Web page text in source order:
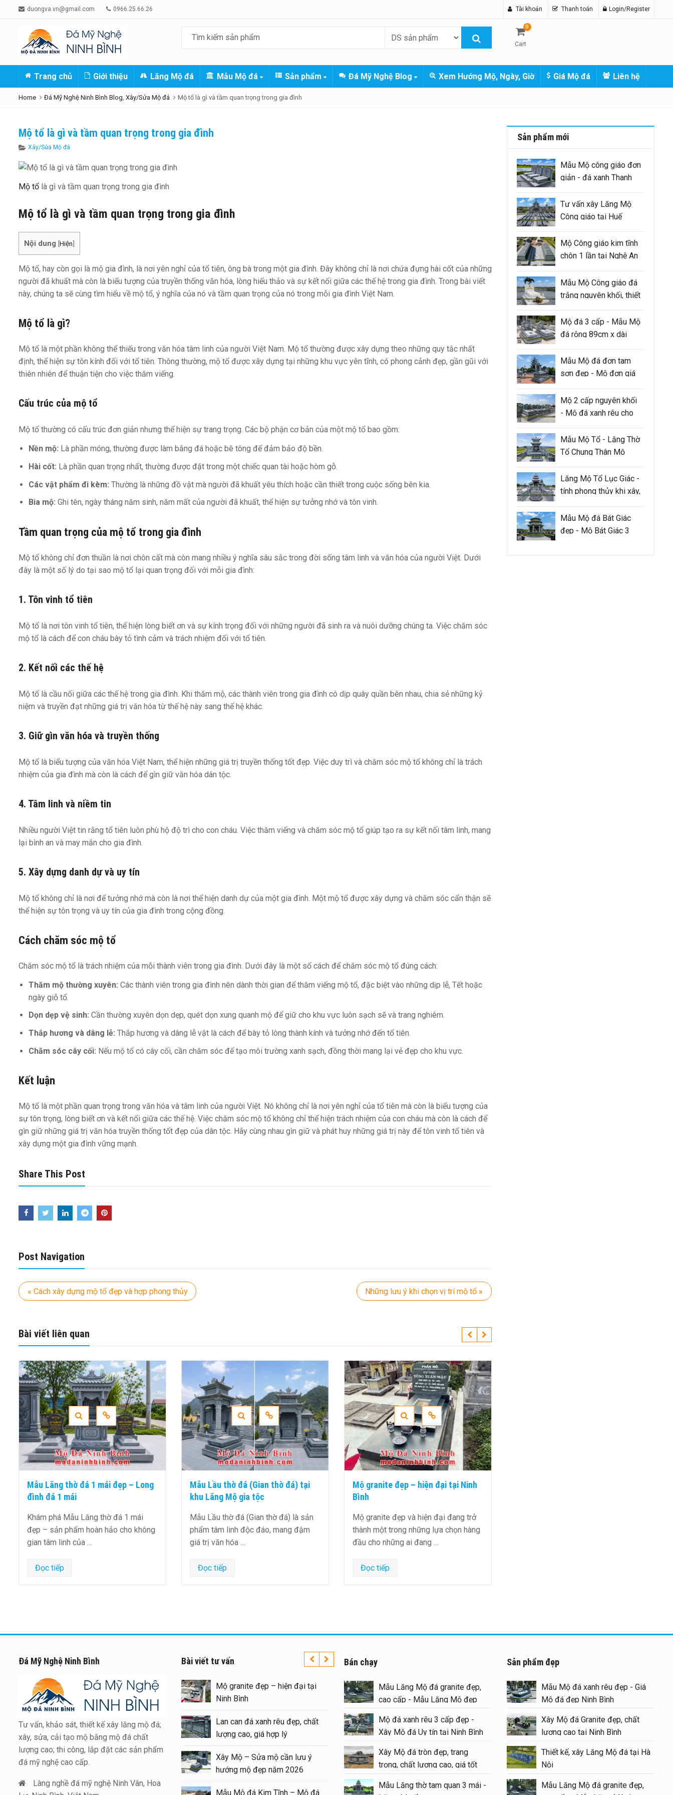
duongva.vn@gmail.com 0966.25.66.26 Tài khoản Thanh toán Login/Register
0
Cart
Trang chủ Giới thiệu Lăng Mộ đá Mẫu Mộ đá Sản phẩm Đá Mỹ Nghệ Blog Xem Hướng Mộ, Ngày, Giờ Giá Mộ đá Liên hệ
Home Đá Mỹ Nghệ Ninh Bình Blog, Xây/Sửa Mộ đá Mộ tổ là gì và tầm quan trọng trong gia đình
Mộ tổ là gì và tầm quan trọng trong gia đình
Categories
Xây/Sửa Mộ đá
Mộ tổ là gì và tầm quan trọng trong gia đình
Mộ tổ là gì và tầm quan trọng trong gia đình
Nội dung [Hiện]
Mộ tổ, hay còn gọi là mộ gia đình, là nơi yên nghỉ của tổ tiên, ông bà trong một gia đình. Đây không chỉ là nơi chứa đựng hài cốt của những
người đã khuất mà còn là biểu tượng của truyền thống văn hóa, lòng hiếu thảo và sự kết nối giữa các thế hệ trong gia đình. Trong bài viết
này, chúng ta sẽ cùng tìm hiểu về mộ tổ, ý nghĩa của nó và tầm quan trọng của nó trong mỗi gia đình Việt Nam.
Mộ tổ là gì?
Mộ tổ là một phần không thể thiếu trong văn hóa tâm linh của người Việt Nam. Mộ tổ thường được xây dựng theo những quy tắc nhất
định, thể hiện sự tôn kính đối với tổ tiên. Thông thường, mộ tổ được xây dựng tại những khu vực yên tĩnh, có phong cảnh đẹp, gần gũi với
thiên nhiên để thuận tiện cho việc thăm viếng.
Cấu trúc của mộ tổ
Mộ tổ thường có cấu trúc đơn giản nhưng thể hiện sự trang trọng. Các bộ phận cơ bản của một mộ tổ bao gồm:
Nền mộ: Là phần móng, thường được làm bằng đá hoặc bê tông để đảm bảo độ bền.
Hài cốt: Là phần quan trọng nhất, thường được đặt trong một chiếc quan tài hoặc hòm gỗ.
Các vật phẩm đi kèm: Thường là những đồ vật mà người đã khuất yêu thích hoặc cần thiết trong cuộc sống bên kia.
Bia mộ: Ghi tên, ngày tháng năm sinh, năm mất của người đã khuất, thể hiện sự tưởng nhớ và tôn vinh.
Tầm quan trọng của mộ tổ trong gia đình
Mộ tổ không chỉ đơn thuần là nơi chôn cất mà còn mang nhiều ý nghĩa sâu sắc trong đời sống tâm linh và văn hóa của người Việt. Dưới
đây là một số lý do tại sao mộ tổ lại quan trọng đối với mỗi gia đình:
1. Tôn vinh tổ tiên
Mộ tổ là nơi tôn vinh tổ tiên, thể hiện lòng biết ơn và sự kính trọng đối với những người đã sinh ra và nuôi dưỡng chúng ta. Việc chăm sóc
mộ tổ là cách để con cháu bày tỏ tình cảm và trách nhiệm đối với tổ tiên.
2. Kết nối các thế hệ
Mộ tổ là cầu nối giữa các thế hệ trong gia đình. Khi thăm mộ, các thành viên trong gia đình có dịp quây quần bên nhau, chia sẻ những kỷ
niệm và truyền đạt những giá trị văn hóa từ thế hệ này sang thế hệ khác.
3. Giữ gìn văn hóa và truyền thống
Mộ tổ là biểu tượng của văn hóa Việt Nam, thể hiện những giá trị truyền thống tốt đẹp. Việc duy trì và chăm sóc mộ tổ không chỉ là trách
nhiệm của gia đình mà còn là cách để gìn giữ văn hóa dân tộc.
4. Tâm linh và niềm tin
Nhiều người Việt tin rằng tổ tiên luôn phù hộ độ trì cho con cháu. Việc thăm viếng và chăm sóc mộ tổ giúp tạo ra sự kết nối tâm linh, mang
lại bình an và may mắn cho gia đình.
5. Xây dựng danh dự và uy tín
Mộ tổ không chỉ là nơi để tưởng nhớ mà còn là nơi thể hiện danh dự của một gia đình. Một mộ tổ được xây dựng và chăm sóc cẩn thận sẽ
thể hiện sự tôn trọng và uy tín của gia đình trong cộng đồng.
Cách chăm sóc mộ tổ
Chăm sóc mộ tổ là trách nhiệm của mỗi thành viên trong gia đình. Dưới đây là một số cách để chăm sóc mộ tổ đúng cách:
Thăm mộ thường xuyên: Các thành viên trong gia đình nên dành thời gian để thăm viếng mộ tổ, đặc biệt vào những dịp lễ, Tết hoặc
ngày giỗ tổ.
Dọn dẹp vệ sinh: Cần thường xuyên dọn dẹp, quét dọn xung quanh mộ để giữ cho khu vực luôn sạch sẽ và trang nghiêm.
Thắp hương và dâng lễ: Thắp hương và dâng lễ vật là cách để bày tỏ lòng thành kính và tưởng nhớ đến tổ tiên.
Chăm sóc cây cối: Nếu mộ tổ có cây cối, cần chăm sóc để tạo môi trường xanh sạch, đồng thời mang lại vẻ đẹp cho khu vực.
Kết luận
Mộ tổ là một phần quan trọng trong văn hóa và tâm linh của người Việt. Nó không chỉ là nơi yên nghỉ của tổ tiên mà còn là biểu tượng của
sự tôn trọng, lòng biết ơn và kết nối giữa các thế hệ. Việc chăm sóc mộ tổ không chỉ thể hiện trách nhiệm của con cháu mà còn là cách để
gìn giữ những giá trị văn hóa truyền thống tốt đẹp của dân tộc. Hãy cùng nhau gìn giữ và phát huy những giá trị này để tôn vinh tổ tiên và
xây dựng một gia đình vững mạnh.
Share This Post
Post Navigation
« Cách xây dựng mộ tổ đẹp và hợp phong thủy Những lưu ý khi chọn vị trí mộ tổ »
Bài viết liên quan
Mẫu Lầu thờ đá (Gian thờ đá) tại
khu Lăng Mộ gia tộc
Mẫu Lầu thờ đá (Gian thờ đá) là sản
phẩm tâm linh độc đáo, mang đậm
giá trị văn hóa …
Đọc tiếp
Mộ granite đẹp – hiện đại tại Ninh
Bình
Mộ granite đẹp và hiện đại đang trở
thành một trong những lựa chọn hàng
đầu cho những ai đang …
Đọc tiếp
Lan can đá xanh rêu đẹp, chất
lượng cao, giá hợp lý
Lan Can Đá Xanh Rêu: Vẻ Đẹp Từ
Thiên NhiênNội dung1 Lan Can Đá
Xanh Rêu: Vẻ Đẹp Từ Thiên …
Đọc tiếp
Sản phẩm mới
Mẫu Mộ công giáo đơn
giản - đá xanh Thanh
Tư vấn xây Lăng Mộ
Công giáo tại Huế
Mộ Công giáo kim tĩnh
chôn 1 lần tại Nghệ An
Mẫu Mộ Công giáo đá
trắng nguyên khối, thiết
Mộ đá 3 cấp - Mẫu Mộ
đá rộng 89cm x dài
Mẫu Mộ đá đơn tam
sơn đẹp - Mộ đơn giá
Mộ 2 cấp nguyên khối
- Mộ đá xanh rêu cho
đình
Mẫu Mộ Tổ - Lăng Thờ
Tổ Chung Thân Mộ
Lăng Mộ Tổ Lục Giác -
tính phong thủy khi xây,
đảm bảo như thế nào
Mẫu Mộ đá Bát Giác
đẹp - Mộ Bát Giác 3
Đá Mỹ Nghệ Ninh Bình
Tư vấn, khảo sát, thiết kế xây lăng mộ đá;
xây, sửa, cải tạo mộ bằng mộ đá chất
lượng cao; thi công, lắp đặt các sản phẩm
đá mỹ nghệ cao cấp.
Làng nghề đá mỹ nghệ Ninh Vân, Hoa
Bài viết tư vấn
Xây Lăng Mộ đá uy tín trên
toàn quốc – Đá Mỹ Nghệ Ninh
Báo giá xây Mộ đá đôi 1 mái
2026
Mộ granite đẹp – hiện đại tại
Ninh Bình
Lan can đá xanh rêu đẹp, chất
lượng cao, giá hợp lý
Xây Mộ – Sửa mộ cần lưu ý
hướng mộ đẹp năm 2026
Mẫu Mộ đá Kim Tĩnh – Mộ đá
Bán chạy
Mẫu Lăng Mộ đá granite đẹp,
cao cấp - Mẫu Lăng Mộ đẹp
Mộ đá xanh rêu 3 cấp đẹp -
Xây Mộ đá Uy tín tại Ninh Bình
Xây Mộ đá tròn đẹp, trang
trọng, chất lượng cao, giá tốt
Mẫu Lăng thờ tam quan 3 mái -
Sản phẩm đẹp
Mẫu Mộ đá xanh rêu đẹp - Giá
Mộ đá đẹp Ninh Bình
Xây Mộ đá Granite đẹp, chất
lượng cao tại Ninh Bình
Thiết kế, xây Lăng Mộ đá tại Hà
Nội
Mẫu Lăng Mộ đá granite đẹp,